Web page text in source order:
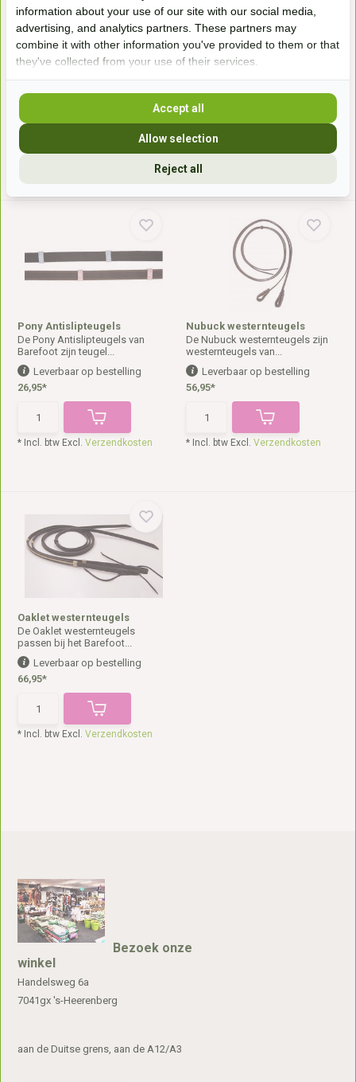
Amber Teugels
De teugels zijn gemaakt van 2
kleurig stevig tou...
Leverbaar op bestelling
53,95*
* Incl. btw Excl.Verzendkosten
Amber teugels - limited
edition
Barefoot Amber teugels in de
Limited Edition kle...
Leverbaar op bestelling
53,95*
* Incl. btw Excl.Verzendkosten
Pony Antislipteugels
De Pony Antislipteugels van
Barefoot zijn teugel...
Leverbaar op bestelling
26,95*
* Incl. btw Excl.Verzendkosten
Nubuck westernteugels
De Nubuck westernteugels zijn
westernteugels van...
Leverbaar op bestelling
56,95*
* Incl. btw Excl. Verzendkosten
Oaklet westernteugels
De Oaklet westernteugels
passen bij het Barefoot...
Leverbaar op bestelling
66,95*
* Incl. btw Excl.Verzendkosten
Bezoek onze
winkel
Handelsweg 6a
7041gx 's-Heerenberg
aan de Duitse grens, aan de A12/A3
information about your use of our site with our social media,
advertising, and analytics partners. These partners may
combine it with other information you've provided to them or that
they've collected from your use of their services.
Reject all
Allow selection
Accept all